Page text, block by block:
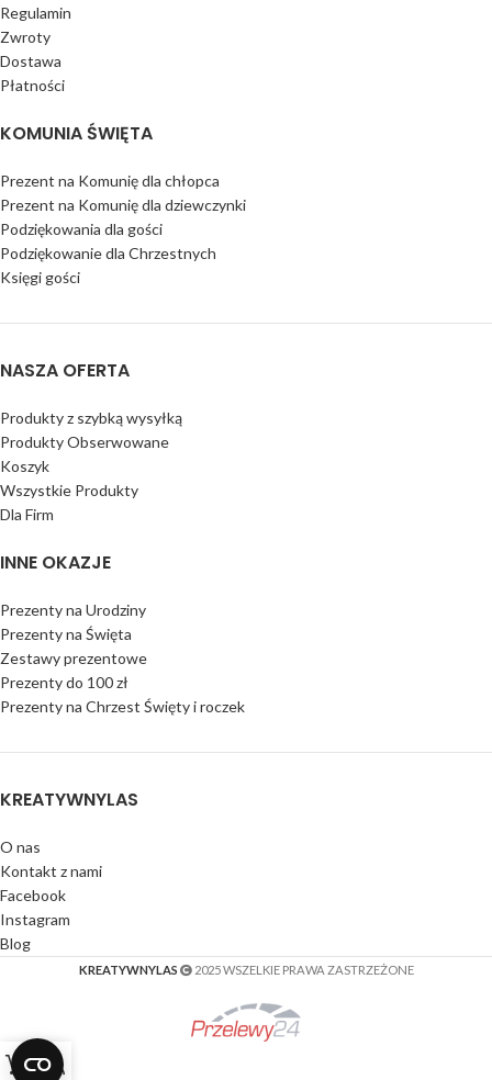
Regulamin
Zwroty
Dostawa
Płatności
KOMUNIA ŚWIĘTA
Prezent na Komunię dla chłopca
Prezent na Komunię dla dziewczynki
Podziękowania dla gości
Podziękowanie dla Chrzestnych
Księgi gości
NASZA OFERTA
Produkty z szybką wysyłką
Produkty Obserwowane
Koszyk
Wszystkie Produkty
Dla Firm
INNE OKAZJE
Prezenty na Urodziny
Prezenty na Święta
Zestawy prezentowe
Prezenty do 100 zł
Prezenty na Chrzest Święty i roczek
KREATYWNYLAS
O nas
Kontakt z nami
Facebook
Instagram
Blog
KREATYWNYLAS 2025 WSZELKIE PRAWA ZASTRZEŻONE